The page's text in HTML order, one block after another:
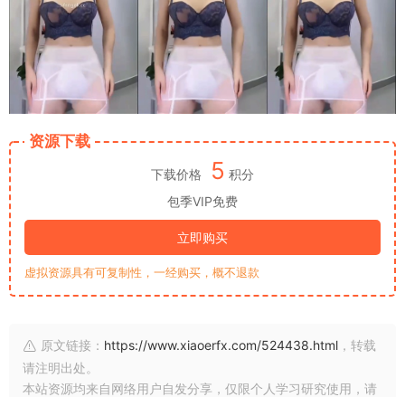
资源下载
下载价格 5 积分
包季VIP免费
立即购买
虚拟资源具有可复制性，一经购买，概不退款
原文链接： https://www.xiaoerfx.com/524438.html ，转载
请注明出处。
本站资源均来自网络用户自发分享，仅限个人学习研究使用，请